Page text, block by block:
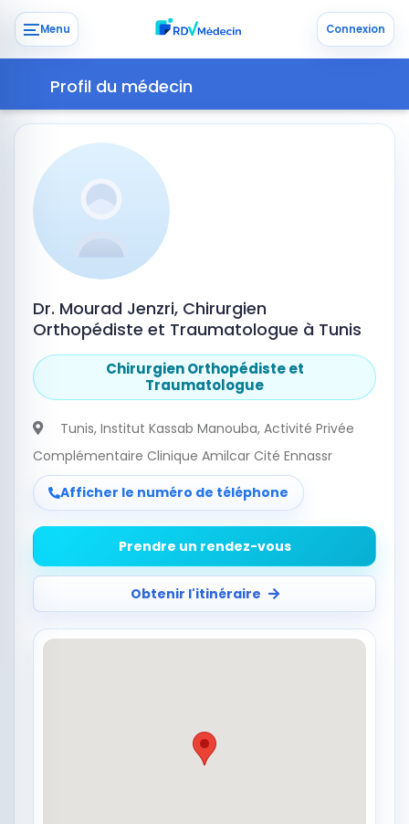
Menu Connexion
Profil du médecin
Dr. Mourad Jenzri, Chirurgien
Orthopédiste et Traumatologue à Tunis
Chirurgien Orthopédiste et
Traumatologue
Tunis, Institut Kassab Manouba, Activité Privée
Complémentaire Clinique Amilcar Cité Ennassr
Afficher le numéro de téléphone
Prendre un rendez-vous
Obtenir l'itinéraire